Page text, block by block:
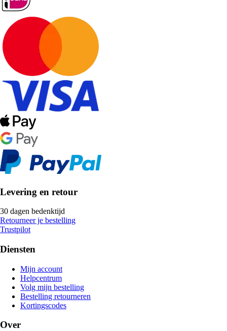
Levering en retour
30 dagen bedenktijd
Retourneer je bestelling
Trustpilot
Diensten
Mijn account
Helpcentrum
Volg mijn bestelling
Bestelling retourneren
Kortingscodes
Over